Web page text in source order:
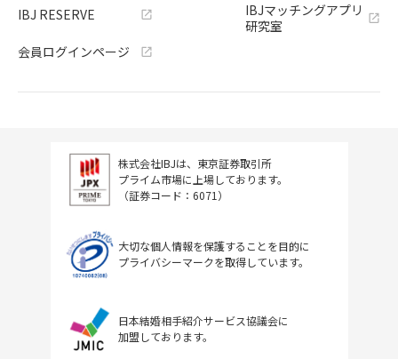
IBJ RESERVE
会員ログインページ
IBJマッチングアプリ
研究室
株式会社IBJは、東京証券取引所
プライム市場に上場しております。
（証券コード：6071）
大切な個人情報を保護することを目的に
プライバシーマークを取得しています。
日本結婚相手紹介サービス協議会に
加盟しております。